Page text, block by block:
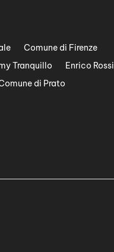
Comune di Firenze
Tranquillo
Enrico Rossi
di Prato